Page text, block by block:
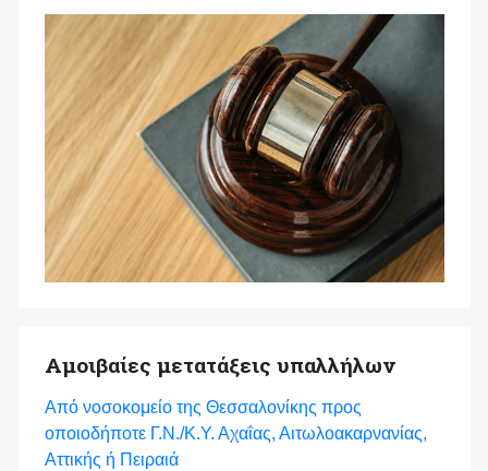
Αμοιβαίες μετατάξεις υπαλλήλων
Από νοσοκομείο της Θεσσαλονίκης προς
οποιοδήποτε Γ.Ν./Κ.Υ. Αχαΐας, Αιτωλοακαρνανίας,
Αττικής ή Πειραιά